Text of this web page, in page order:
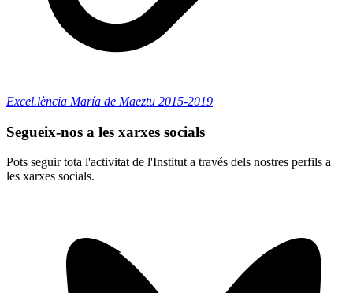
Excel.lència María de Maeztu 2015-2019
Segueix-nos a les xarxes socials
Pots seguir tota l'activitat de l'Institut a través dels nostres perfils a
les xarxes socials.